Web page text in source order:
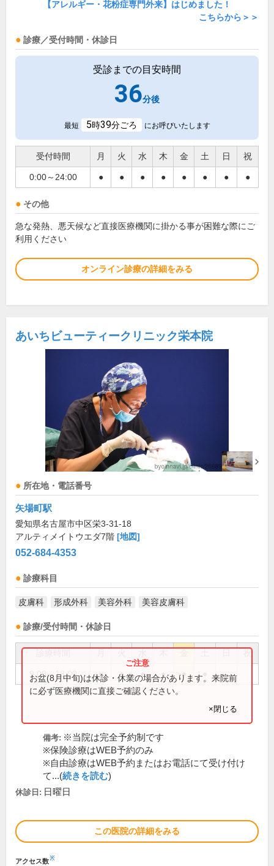
【アレルギー・花粉症専門外来】はじめました！
こちらから＞＞
診療／受付時間・休診日
受診までの目安時間
36分後
最短 5時39分ごろ にお呼びいたします
受付時間 月 火 水 木 金 土 日 祝
0:00～24:00 ● ● ● ● ● ● ● ●
その他
急な発熱、悪天候など直接医療機関に掛かる事が困難な際にご
利用ください
オンライン診療の詳細をみる
あいちビューティークリニック栄本院
所在地・電話番号
矢場町駅
愛知県名古屋市中区栄3-31-18
アルティメイトウエダ7階 [地図]
052-684-4353
診療科目
皮膚科 形成外科 美容外科 美容皮膚科
診療/受付時間・休診日
祝
9:00～18:00 ● ● ● ● ●
お盆(8月中旬)は休診・休業の場合があります。来院前
に必ず医療機関に直接ご確認ください。
×閉じる
備考: ※当院は完全予約制です
※保険診療はWEB予約のみ
※自由診療はWEB予約またはお電話にて受け付け
て...(続きを読む)
休診日: 日曜日
この医院の詳細をみる
アクセス数※